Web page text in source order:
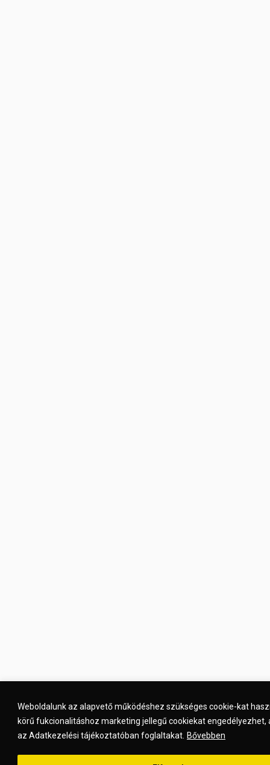
Weboldalunk az alapvető működéshez szükséges cookie-kat
körű fukcionalitáshoz marketing jellegű cookiekat engedélyezhet,
az Adatkezelési tájékoztatóban foglaltakat. Bővebben